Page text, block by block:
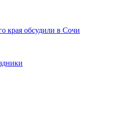
края обсудили в Сочи